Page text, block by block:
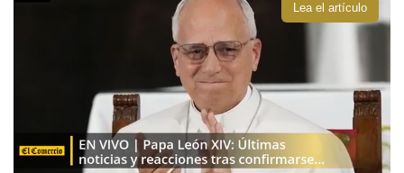
Lea el artículo